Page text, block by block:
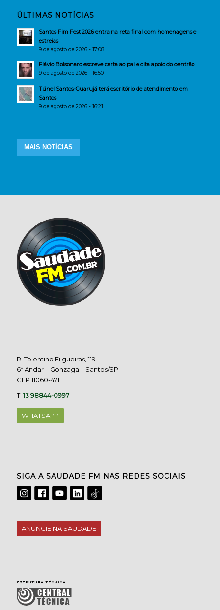
ÚLTIMAS NOTÍCIAS
Santos Fim Fest 2026 entra na reta final com homenagens e
estreias
9 de agosto de 2026 - 17:08
Flávio Bolsonaro escreve carta ao pai e cita apoio do centrão
9 de agosto de 2026 - 16:50
Túnel Santos-Guarujá terá escritório de atendimento em
Santos
9 de agosto de 2026 - 16:21
MAIS NOTÍCIAS
R. Tolentino Filgueiras, 119
6º Andar – Gonzaga – Santos/SP
CEP 11060-471
T.13 98844-0997
WHATSAPP
SIGA A SAUDADE FM NAS REDES SOCIAIS
ANUNCIE NA SAUDADE